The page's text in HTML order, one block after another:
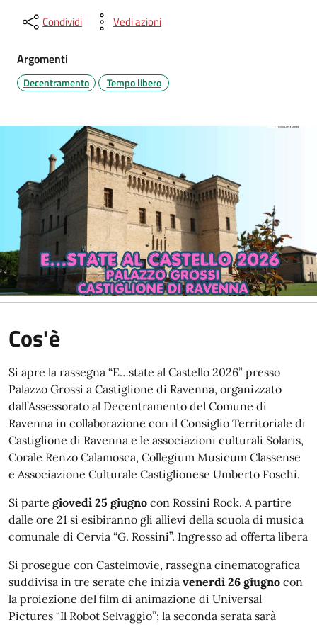
Condividi Vedi azioni
Argomenti
Decentramento Tempo libero
Cos'è
Si apre la rassegna “E…state al Castello 2026” presso
Palazzo Grossi a Castiglione di Ravenna, organizzato
dall’Assessorato al Decentramento del Comune di
Ravenna in collaborazione con il Consiglio Territoriale di
Castiglione di Ravenna e le associazioni culturali Solaris,
Corale Renzo Calamosca, Collegium Musicum Classense
e Associazione Culturale Castiglionese Umberto Foschi.
Si parte giovedì 25 giugno con Rossini Rock. A partire
dalle ore 21 si esibiranno gli allievi della scuola di musica
comunale di Cervia “G. Rossini”. Ingresso ad offerta libera
Si prosegue con Castelmovie, rassegna cinematografica
suddivisa in tre serate che inizia venerdì 26 giugno con
la proiezione del film di animazione di Universal
Pictures “Il Robot Selvaggio”; la seconda serata sarà